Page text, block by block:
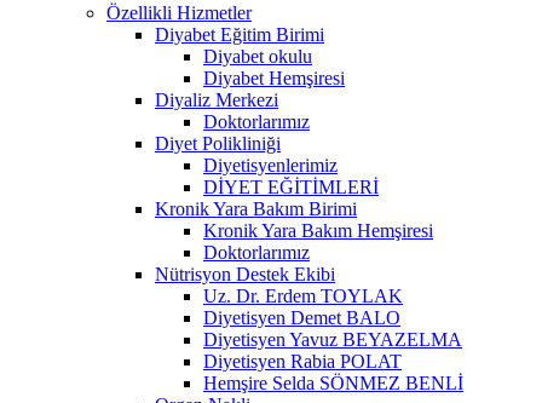
Özellikli Hizmetler
Diyabet Eğitim Birimi
Diyabet okulu
Diyabet Hemşiresi
Diyaliz Merkezi
Doktorlarımız
Diyet Polikliniği
Diyetisyenlerimiz
DİYET EĞİTİMLERİ
Kronik Yara Bakım Birimi
Kronik Yara Bakım Hemşiresi
Doktorlarımız
Nütrisyon Destek Ekibi
Uz. Dr. Erdem TOYLAK
Diyetisyen Demet BALO
Diyetisyen Yavuz BEYAZELMA
Diyetisyen Rabia POLAT
Hemşire Selda SÖNMEZ BENLİ